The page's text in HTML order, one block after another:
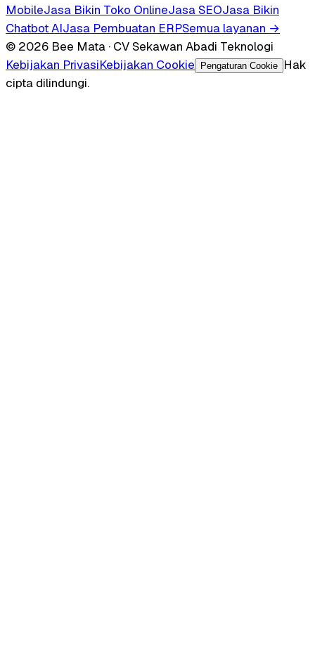
MobileJasa Bikin Toko OnlineJasa SEOJasa Bikin
Chatbot AIJasa Pembuatan ERPSemua layanan →
© 2026 Bee Mata · CV Sekawan Abadi Teknologi
Kebijakan PrivasiKebijakan Cookie Pengaturan Cookie
Hak
cipta dilindungi.